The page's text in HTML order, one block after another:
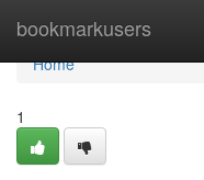
bookmarkusers
Home
Home
1